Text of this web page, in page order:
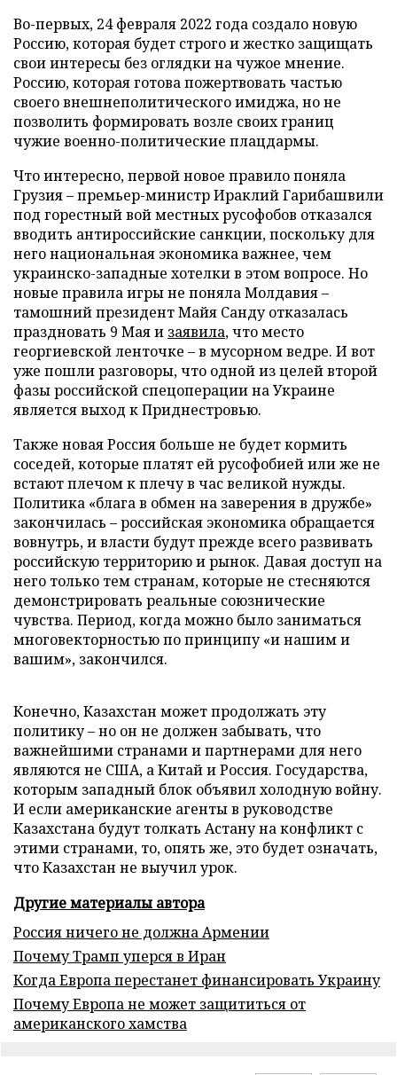
Во-первых, 24 февраля 2022 года создало новую
Россию, которая будет строго и жестко защищать
свои интересы без оглядки на чужое мнение.
Россию, которая готова пожертвовать частью
своего внешнеполитического имиджа, но не
позволить формировать возле своих границ
чужие военно-политические плацдармы.
Что интересно, первой новое правило поняла
Грузия – премьер-министр Ираклий Гарибашвили
под горестный вой местных русофобов отказался
вводить антироссийские санкции, поскольку для
него национальная экономика важнее, чем
украинско-западные хотелки в этом вопросе. Но
новые правила игры не поняла Молдавия –
тамошний президент Майя Санду отказалась
праздновать 9 Мая и заявила, что место
георгиевской ленточке – в мусорном ведре. И вот
уже пошли разговоры, что одной из целей второй
фазы российской спецоперации на Украине
является выход к Приднестровью.
Также новая Россия больше не будет кормить
соседей, которые платят ей русофобией или же не
встают плечом к плечу в час великой нужды.
Политика «блага в обмен на заверения в дружбе»
закончилась – российская экономика обращается
вовнутрь, и власти будут прежде всего развивать
российскую территорию и рынок. Давая доступ на
него только тем странам, которые не стесняются
демонстрировать реальные союзнические
чувства. Период, когда можно было заниматься
многовекторностью по принципу «и нашим и
вашим», закончился.
Конечно, Казахстан может продолжать эту
политику – но он не должен забывать, что
важнейшими странами и партнерами для него
являются не США, а Китай и Россия. Государства,
которым западный блок объявил холодную войну.
И если американские агенты в руководстве
Казахстана будут толкать Астану на конфликт с
этими странами, то, опять же, это будет означать,
что Казахстан не выучил урок.
Другие материалы автора
Россия ничего не должна Армении
Почему Трамп уперся в Иран
Когда Европа перестанет финансировать Украину
Почему Европа не может защититься от
американского хамства